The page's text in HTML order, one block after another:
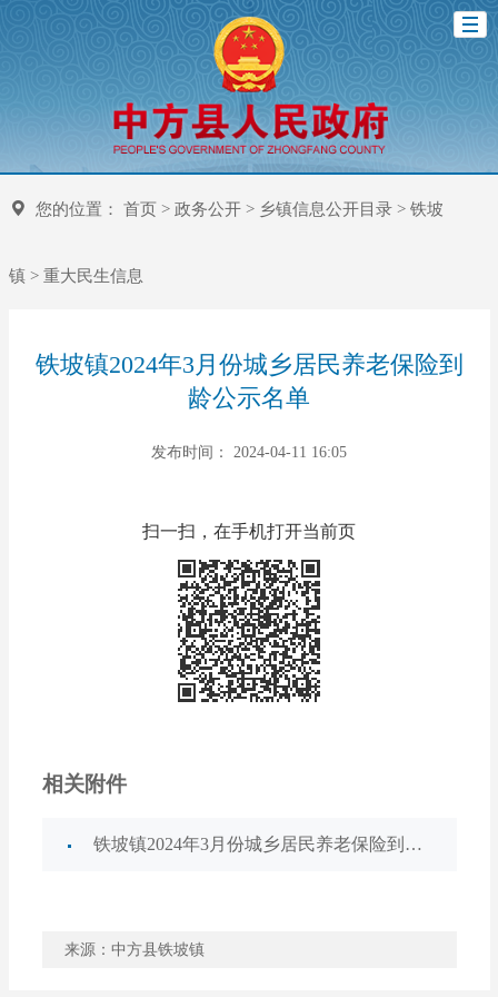
您的位置： 首页> 政务公开> 乡镇信息公开目录> 铁坡
镇> 重大民生信息
铁坡镇2024年3月份城乡居民养老保险到
龄公示名单
发布时间： 2024-04-11 16:05
扫一扫，在手机打开当前页
相关附件
铁坡镇2024年3月份城乡居民养老保险到龄公示名单.xls
来源：中方县铁坡镇